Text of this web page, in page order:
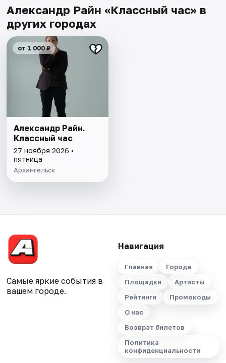
Александр Райн «Классный час» в
других городах
от 1 000 ₽
Александр Райн.
Классный час
27 ноября 2026 •
пятница
Архангельск
Самые яркие события в
вашем городе.
Навигация
Главная
Города
Площадки
Артисты
Рейтинги
Промокоды
О нас
Возврат билетов
Политика
конфиденциальности